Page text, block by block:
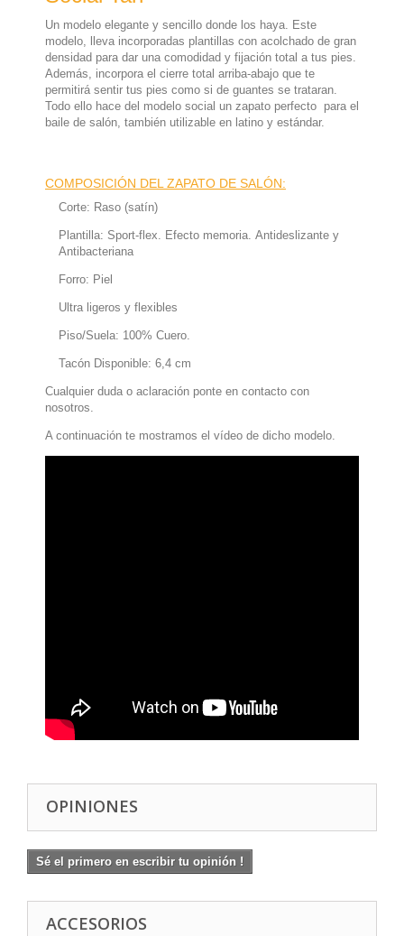
Un modelo elegante y sencillo donde los haya. Este
modelo, lleva incorporadas plantillas con acolchado de gran
densidad para dar una comodidad y fijación total a tus pies.
Además, incorpora el cierre total arriba-abajo que te
permitirá sentir tus pies como si de guantes se trataran.
Todo ello hace del modelo social un zapato perfecto para el
baile de salón, también utilizable en latino y estándar.
COMPOSICIÓN DEL ZAPATO DE SALÓN:
Corte: Raso (satín)
Plantilla: Sport-flex. Efecto memoria. Antideslizante y
Antibacteriana
Forro: Piel
Ultra ligeros y flexibles
Piso/Suela: 100% Cuero.
Tacón Disponible: 6,4 cm
Cualquier duda o aclaración ponte en contacto con
nosotros.
A continuación te mostramos el vídeo de dicho modelo.
OPINIONES
Sé el primero en escribir tu opinión !
ACCESORIOS